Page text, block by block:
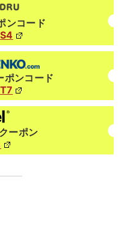
ンコード
ポンコード
ーポン